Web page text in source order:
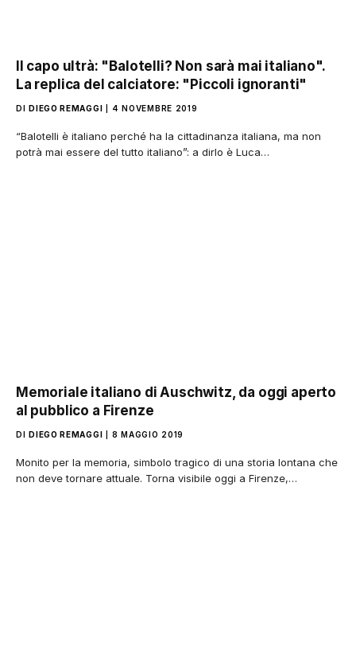
Il capo ultrà: "Balotelli? Non sarà mai italiano".
La replica del calciatore: "Piccoli ignoranti"
DI DIEGO REMAGGI 4 NOVEMBRE 2019
“Balotelli è italiano perché ha la cittadinanza italiana, ma non
potrà mai essere del tutto italiano”: a dirlo è Luca…
Memoriale italiano di Auschwitz, da oggi aperto
al pubblico a Firenze
DI DIEGO REMAGGI 8 MAGGIO 2019
Monito per la memoria, simbolo tragico di una storia lontana che
non deve tornare attuale. Torna visibile oggi a Firenze,…